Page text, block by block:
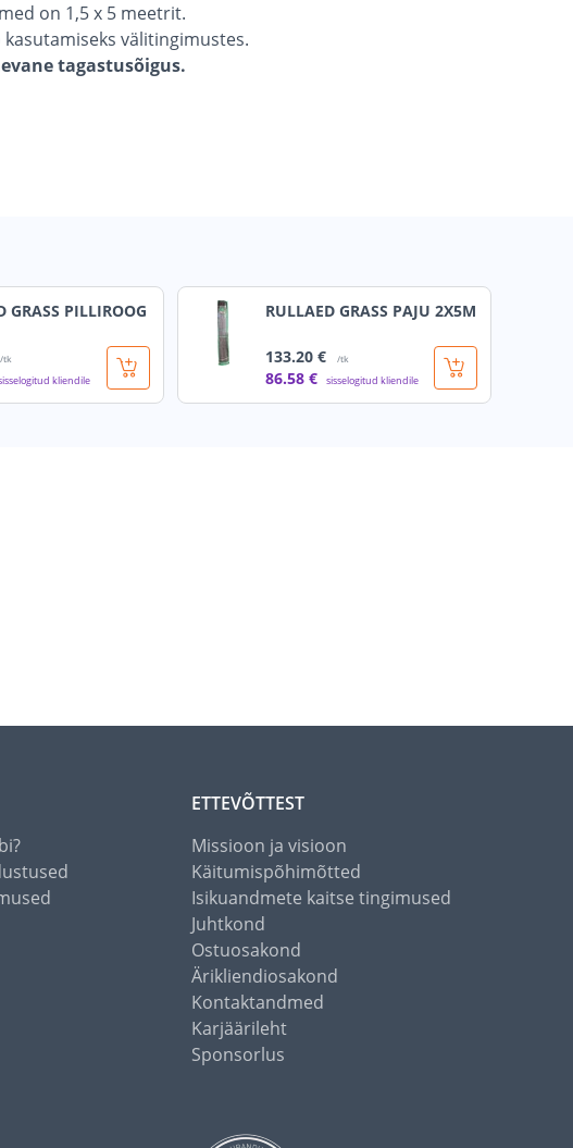
on 1,5 x 5 meetrit.
kasutamiseks välitingimustes.
tagastusõigus.
GRASS PILLIROOG
/tk
kliendile
RULLAED GRASS PAJU 2X5M
133.20 € /tk
86.58 € sisselogitud kliendile
ETTEVÕTTEST
Missioon ja visioon
Käitumispõhimõtted
Isikuandmete kaitse tingimused
Juhtkond
Ostuosakond
Ärikliendiosakond
Kontaktandmed
Karjäärileht
Sponsorlus